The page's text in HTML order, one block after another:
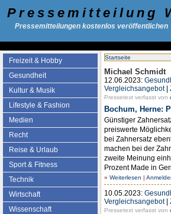
Pressemitteilung
Pressemitteilungen kostenlos veröffentlichen
Freizeit & Hobby
Gesundheit
Kultur & Musik
Lifestyle & Fashion
Medien
Recht
Reise & Urlaub
Sport & Fitness
Technik
Wirtschaft
Wissenschaft
Startseite
Michael Schmidt
12.06.2023:
Vergleichsangebot|
Pressetext verfasst von
Bochum, Herne:
Günstiger
preiswerte
bei Zahnersatz
machen bei der
zweite Meinung
Prozent Made in
» Weiterlesen |
10.05.2023:
Vergleichsangebot|
Pressetext verfasst von